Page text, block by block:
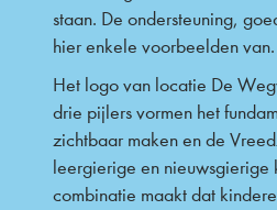
staan. De ondersteuning,
hier enkele voorbeelden van.
Het logo van locatie De
drie pijlers vormen het
zichtbaar maken en de
leergierige en
combinatie maakt dat